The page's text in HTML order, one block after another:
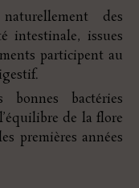
des
intestinale, issues
participent au
bactéries
de la flore
premières années